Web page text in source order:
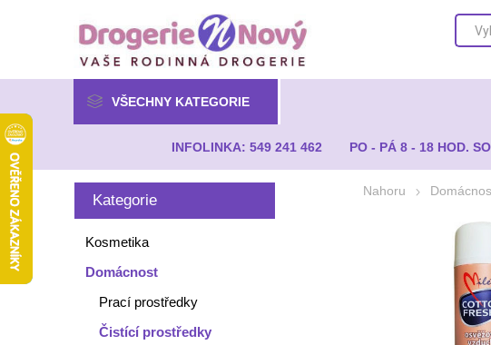
VŠECHNY KATEGORIE
INFOLINKA: 549 241 462 PO - PÁ 8 - 18 HOD.
Nahoru
Kategorie
Kosmetika
Domácnost
Prací prostředky
Čistící prostředky